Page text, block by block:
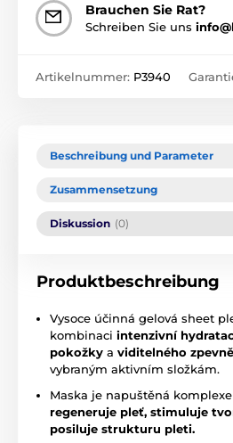
Brauchen Sie Rat?
Schreiben Sie uns
Artikelnummer: P3940
Beschreibung und Parameter
Zusammensetzung
Diskussion (0)
Produktbeschreibung
Vysoce účinná gelová sheet
kombinaci intenzivní
pokožky a viditelného
vybraným aktivním složkám.
Maska je napuštěná
regeneruje pleť, stimuluje
posiluje strukturu pleti.